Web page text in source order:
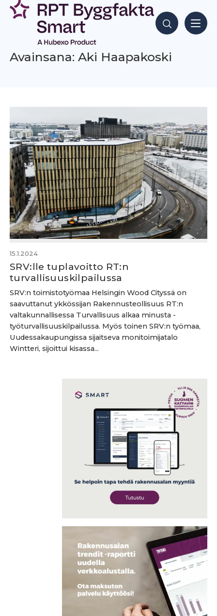
Siirry
sisältöön
Hae sisältöjä
Avainsana: Aki Haapakoski
15.1.2024
SRV:lle tuplavoitto RT:n
turvallisuuskilpailussa
SRV:n toimistotyömaa Helsingin Wood Cityssä on
saavuttanut ykkössijan Rakennusteollisuus RT:n
valtakunnallisessa Turvallisuus alkaa minusta -
työturvallisuuskilpailussa. Myös toinen SRV:n työmaa,
Uudessakaupungissa sijaitseva monitoimijatalo
Wintteri, sijoittui kisassa...